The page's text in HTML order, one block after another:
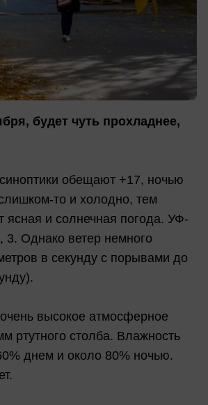
будет чуть прохладнее,
обещают +17, ночью
то и холодно, тем
ясная и солнечная погода. УФ-
3. Однако ветер немного
в секунду с порывами до
высокое атмосферное
ртутного столба. Влажность
днем и около 80% ночью.